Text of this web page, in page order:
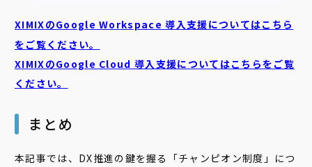
XIMIXのGoogle Workspace 導入支援についてはこちら
をご覧ください。
XIMIXのGoogle Cloud 導入支援についてはこちらをご覧
ください。
まとめ
本記事では、DX推進の鍵を握る「チャンピオン制度」につ